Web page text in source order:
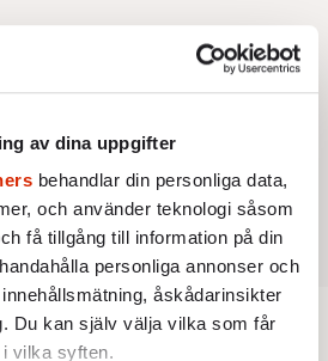
av dina uppgifter
behandlar din personliga data,
och använder teknologi såsom
få tillgång till information på din
personliga annonser och
åskådarinsikter
Du kan själv välja vilka som får
vilka syften.